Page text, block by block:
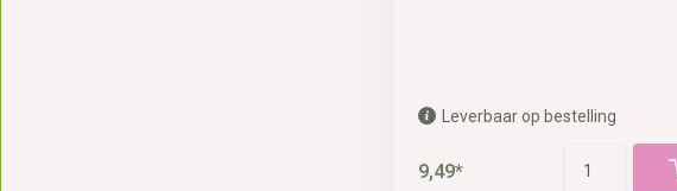
Leverbaar op bestelling
9,49*